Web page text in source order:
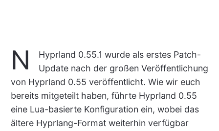
N
Hyprland 0.55.1 wurde als erstes Patch-
Update nach der großen Veröffentlichung
von Hyprland 0.55 veröffentlicht. Wie wir euch
bereits mitgeteilt haben, führte Hyprland 0.55
eine Lua-basierte Konfiguration ein, wobei das
ältere Hyprlang-Format weiterhin verfügbar